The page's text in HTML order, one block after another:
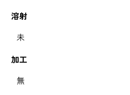
溶射
未
加工
無